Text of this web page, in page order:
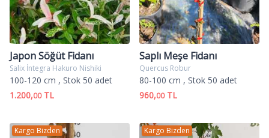
Japon Söğüt Fidanı
Salix İntegra Hakuro Nishiki
100-120 cm , Stok 50 adet
1.200,00TL
Saplı Meşe Fidanı
Quercus Robur
80-100 cm , Stok 50 adet
960,00TL
Kargo Bizden Kargo Bizden